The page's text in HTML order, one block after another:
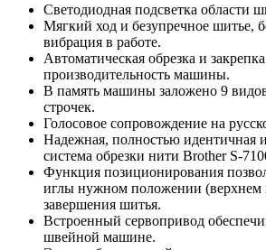
Светодиодная подсветка области
Мягкий ход и безупречное шитье,
вибрация в работе.
Автоматическая обрезка и
производительность машины.
В память машины заложено 9
строчек.
Голосовое сопровождение на
Надежная, полностью идентичная
система обрезки нити Brother S-
Функция позиционирования
иглы нужном положении
завершения шитья.
Встроенный сервопривод
швейной машине.